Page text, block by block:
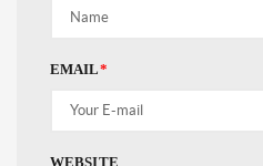
EMAIL*
WEBSITE